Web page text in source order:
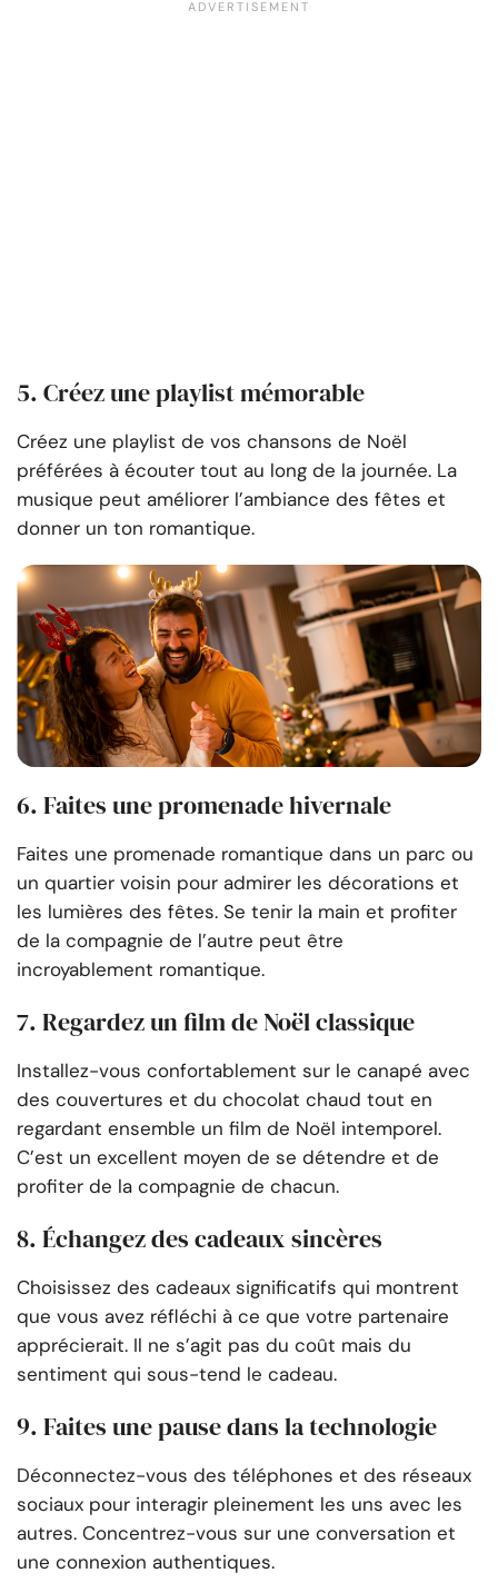
5. Créez une playlist mémorable
Créez une playlist de vos chansons de Noël
préférées à écouter tout au long de la journée. La
musique peut améliorer l’ambiance des fêtes et
donner un ton romantique.
6. Faites une promenade hivernale
Faites une promenade romantique dans un parc ou
un quartier voisin pour admirer les décorations et
les lumières des fêtes. Se tenir la main et profiter
de la compagnie de l’autre peut être
incroyablement romantique.
7. Regardez un film de Noël classique
Installez-vous confortablement sur le canapé avec
des couvertures et du chocolat chaud tout en
regardant ensemble un film de Noël intemporel.
C’est un excellent moyen de se détendre et de
profiter de la compagnie de chacun.
8. Échangez des cadeaux sincères
Choisissez des cadeaux significatifs qui montrent
que vous avez réfléchi à ce que votre partenaire
apprécierait. Il ne s’agit pas du coût mais du
sentiment qui sous-tend le cadeau.
9. Faites une pause dans la technologie
Déconnectez-vous des téléphones et des réseaux
sociaux pour interagir pleinement les uns avec les
autres. Concentrez-vous sur une conversation et
une connexion authentiques.